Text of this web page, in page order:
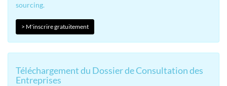
sourcing.
> M'inscrire gratuitement
Téléchargement du Dossier de Consultation des
Entreprises